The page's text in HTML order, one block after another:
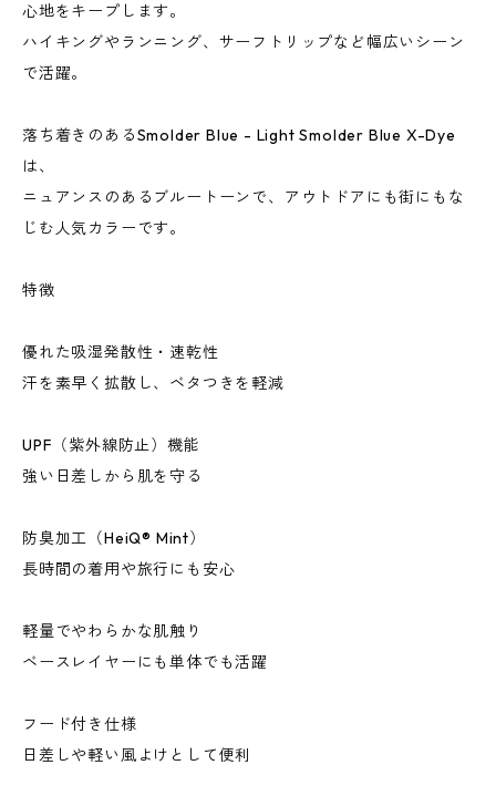
心地をキープします。
ハイキングやランニング、サーフトリップなど幅広いシーン
で活躍。
落ち着きのあるSmolder Blue - Light Smolder Blue X-Dye
は、
ニュアンスのあるブルートーンで、アウトドアにも街にもな
じむ人気カラーです。
特徴
優れた吸湿発散性・速乾性
汗を素早く拡散し、ベタつきを軽減
UPF（紫外線防止）機能
強い日差しから肌を守る
防臭加工（HeiQ® Mint）
長時間の着用や旅行にも安心
軽量でやわらかな肌触り
ベースレイヤーにも単体でも活躍
フード付き仕様
日差しや軽い風よけとして便利